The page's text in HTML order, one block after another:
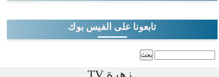
تابعونا على الفيس بوك
استمارة البحث‏بحث ‏
زهرة TV